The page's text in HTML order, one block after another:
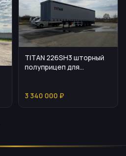
TITAN 226SH3 шторный
полуприцеп для
3 340 000 ₽